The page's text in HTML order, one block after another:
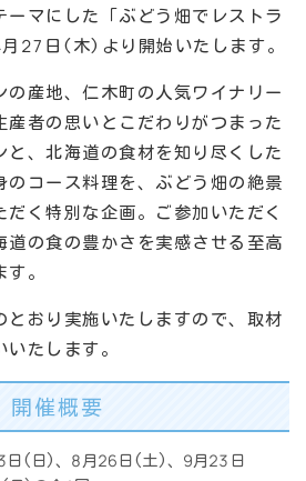
ーマにした「ぶどう畑でレストラ
27日(木)より開始いたします。
の産地、仁木町の人気ワイナリー
産者の思いとこだわりがつまった
と、北海道の食材を知り尽くした
のコース料理を、ぶどう畑の絶景
だく特別な企画。ご参加いただく
道の食の豊かさを実感させる至高
。
とおり実施いたしますので、取材
たします。
開催概要
日(日)、8月26日(土)、9月23日